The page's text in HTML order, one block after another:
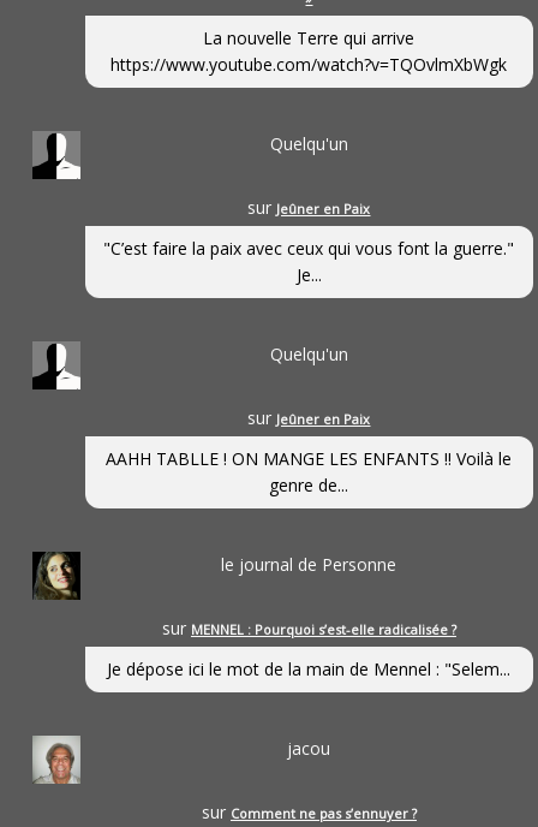
La nouvelle Terre qui arrive
https://www.youtube.com/watch?v=TQOvlmXbWgk
Quelqu'un
sur Jeûner en Paix
"C’est faire la paix avec ceux qui vous font la guerre."
Je...
Quelqu'un
sur Jeûner en Paix
AAHH TABLLE ! ON MANGE LES ENFANTS !! Voilà le
genre de...
le journal de Personne
sur MENNEL : Pourquoi s’est-elle radicalisée ?
Je dépose ici le mot de la main de Mennel : "Selem...
jacou
sur Comment ne pas s’ennuyer ?